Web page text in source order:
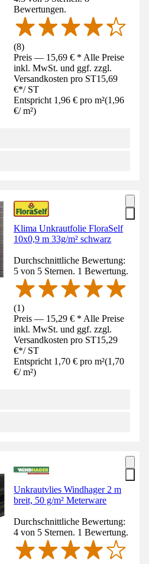
Bewertungen.
(8)
Preis — 15,69 € * Alle Preise
inkl. MwSt. und ggf. zzgl.
Versandkosten pro ST15,69
€*/ ST
Entspricht 1,96 € pro m²(1,96
€/ m²)
Klima Unkrautfolie FloraSelf
10x0,9 m 33g/m² schwarz
Durchschnittliche Bewertung:
5 von 5 Sternen. 1 Bewertung.
(1)
Preis — 15,29 € * Alle Preise
inkl. MwSt. und ggf. zzgl.
Versandkosten pro ST15,29
€*/ ST
Entspricht 1,70 € pro m²(1,70
€/ m²)
Unkrautvlies Windhager 2 m
breit, 50 g/m² Meterware
Durchschnittliche Bewertung:
4 von 5 Sternen. 1 Bewertung.